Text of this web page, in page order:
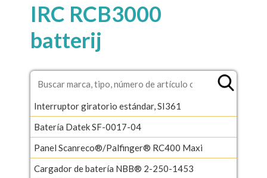
IRC RCB3000
batterij
Interruptor giratorio estándar, SI361
Batería Datek SF-0017-04
Panel Scanreco®/Palfinger® RC400 Maxi
Cargador de batería NBB® 2-250-1453